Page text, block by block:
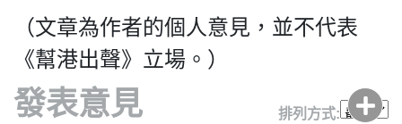
（文章為作者的個人意見，並不代表
《幫港出聲》立場。）
發表意見 排列方式: